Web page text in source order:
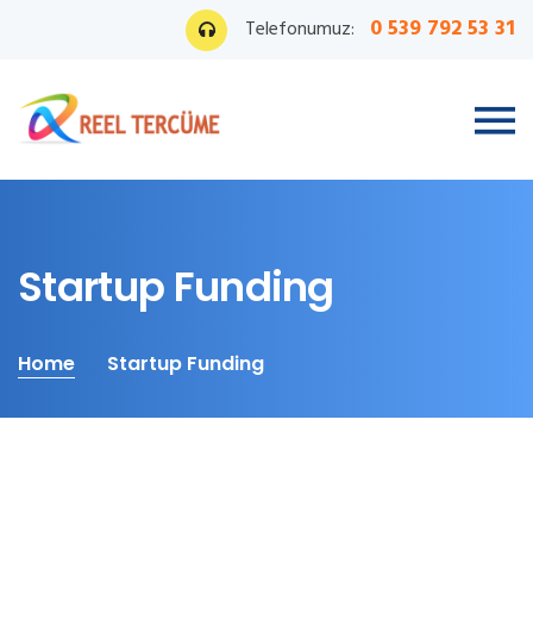
Telefonumuz: 0 539 792 53 31
Startup Funding
Home Startup Funding